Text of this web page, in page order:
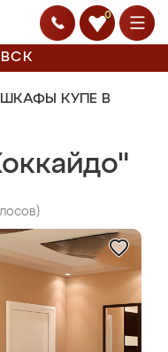
0
ШКАФЫ КУПЕ В